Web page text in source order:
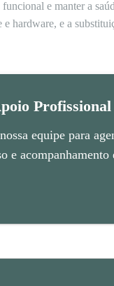
e manter a
hardware, e a
Profissional
equipe para
acompanhamento